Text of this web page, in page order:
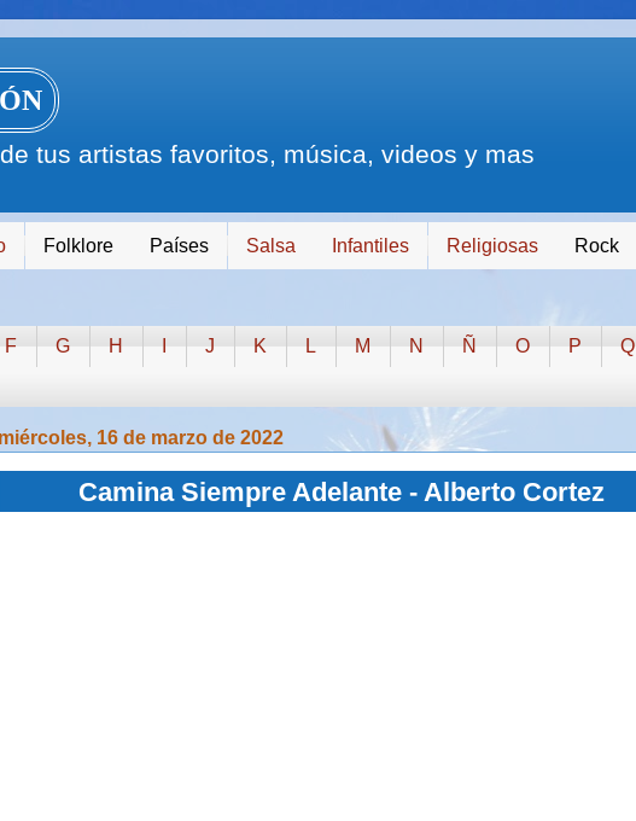
tus artistas favoritos, música, videos y mas
Folklore Países Salsa Infantiles Religiosas Rock
F G H J K L M N Ñ O P Q
miércoles, 16 de marzo de 2022
Camina Siempre Adelante - Alberto Cortez